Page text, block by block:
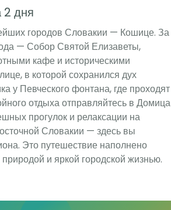
2 дня
городов Словакии — Кошице. За
— Собор Святой Елизаветы,
кафе и историческими
в которой сохранился дух
у Певческого фонтана, где проходят
отдыха отправляйтесь в Домица
прогулок и релаксации на
Словакии — здесь вы
Это путешествие наполнено
и яркой городской жизнью.